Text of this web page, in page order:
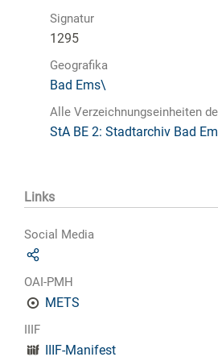
Signatur
1295
Geografika
Bad Ems\
Alle Verzeichnungseinheiten
StA BE 2: Stadtarchiv Bad
Links
Social Media
OAI-PMH
METS
IIIF
IIIF-Manifest